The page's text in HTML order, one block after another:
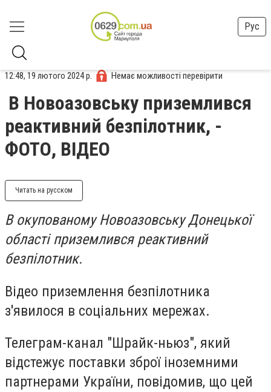
Рус
12:48, 19 лютого 2024 р. Немає можливості перевірити
В Новоазовську приземлився
реактивний безпілотник, -
ФОТО, ВІДЕО
Читать на русском
В окупованому Новоазовську Донецької
області приземлився реактивний
безпілотник.
Відео приземлення безпілотника
з'явилося в соціальних мережах.
Телеграм-канал "Шрайк-ньюз", який
відстежує поставки зброї іноземними
партнерами України, повідомив, що цей